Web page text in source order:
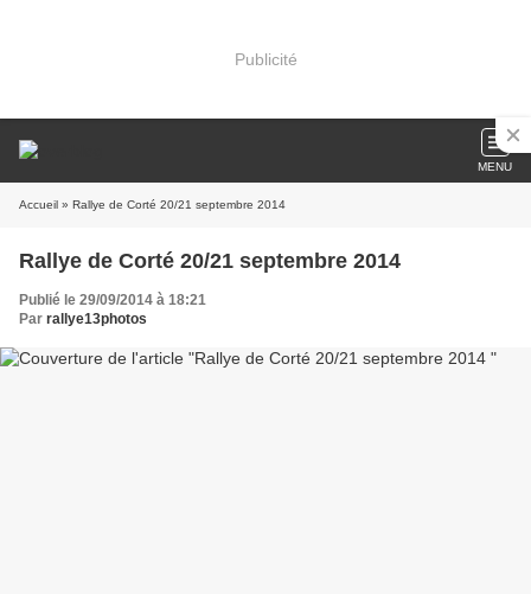
Publicité
MENU
Accueil » Rallye de Corté 20/21 septembre 2014
Rallye de Corté 20/21 septembre 2014
Publié le 29/09/2014 à 18:21
Par rallye13photos